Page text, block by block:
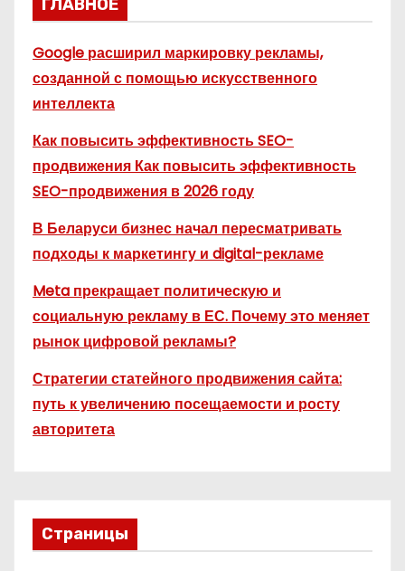
ГЛАВНОЕ
Google расширил маркировку рекламы,
созданной с помощью искусственного
интеллекта
Как повысить эффективность SEO-
продвижения Как повысить эффективность
SEO-продвижения в 2026 году
В Беларуси бизнес начал пересматривать
подходы к маркетингу и digital-рекламе
Meta прекращает политическую и
социальную рекламу в ЕС. Почему это меняет
рынок цифровой рекламы?
Стратегии статейного продвижения сайта:
путь к увеличению посещаемости и росту
авторитета
Страницы